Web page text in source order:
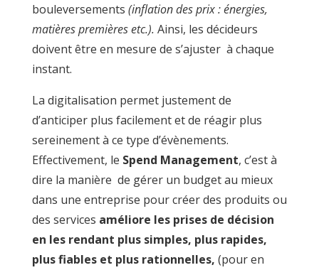
bouleversements (inflation des prix : énergies,
matières premières etc.). Ainsi, les décideurs
doivent être en mesure de s’ajuster à chaque
instant.
La digitalisation permet justement de
d’anticiper plus facilement et de réagir plus
sereinement à ce type d’évènements.
Effectivement, le Spend Management, c’est à
dire la manière de gérer un budget au mieux
dans une entreprise pour créer des produits ou
des services améliore les prises de décision
en les rendant plus simples, plus rapides,
plus fiables et plus rationnelles, (pour en